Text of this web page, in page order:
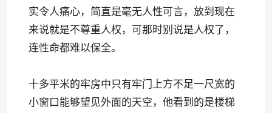
实令人痛心，简直是毫无人性可言，放到现在
来说就是不尊重人权，可那时别说是人权了，
连性命都难以保全。
十多平米的牢房中只有牢门上方不足一尺宽的
小窗口能够望见外面的天空，他看到的是楼梯